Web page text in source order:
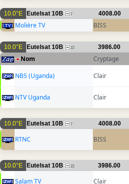
10.0°E Eutelsat 10B 7 4008.00
Molière TV BISS
10.0°E Eutelsat 10B 22 3986.00
Nom Cryptage
NBS (Uganda)
Clair
NTV Uganda Clair
10.0°E Eutelsat 10B 7 4008.00
RTNC BISS
10.0°E Eutelsat 10B 22 3986.00
Salam TV Clair